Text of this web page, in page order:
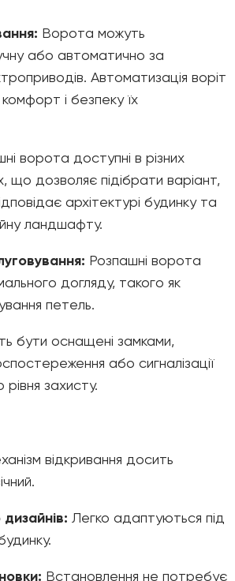
Ворота можуть
або автоматично за
Автоматизація воріт
і безпеку їх
ворота доступні в різних
що дозволяє підібрати варіант,
архітектурі будинку та
ландшафту.
Розпашні ворота
догляду, такого як
петель.
бути оснащені замками,
або сигналізації
захисту.
відкривання досить
Легко адаптуються під
Встановлення не потребує